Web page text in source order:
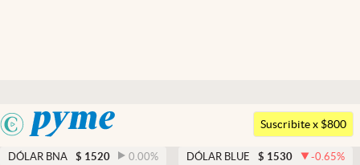
Argentina
Members
Economía y Política
Suscribite x $800
DÓLAR BNA $ 1520 0.00% DÓLAR BLUE $ 1530 -0.65%